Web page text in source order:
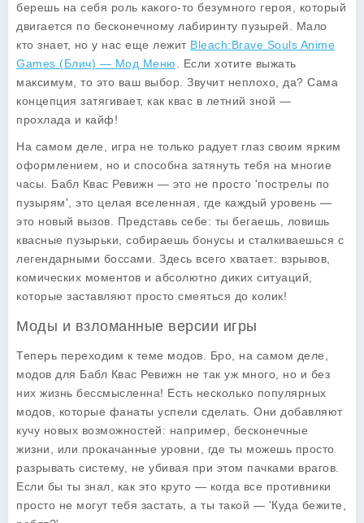
берешь на себя роль какого-то безумного героя, который
двигается по бесконечному лабиринту пузырей. Мало
кто знает, но у нас еще лежит Bleach:Brave Souls Anime
Games (Блич) — Мод Меню . Если хотите выжать
максимум, то это ваш выбор. Звучит неплохо, да? Сама
концепция затягивает, как квас в летний зной —
прохлада и кайф!
На самом деле, игра не только радует глаз своим ярким
оформлением, но и способна затянуть тебя на многие
часы. Бабл Квас Ревижн — это не просто 'пострелы по
пузырям', это целая вселенная, где каждый уровень —
это новый вызов. Представь себе: ты бегаешь, ловишь
квасные пузырьки, собираешь бонусы и сталкиваешься с
легендарными боссами. Здесь всего хватает: взрывов,
комических моментов и абсолютно диких ситуаций,
которые заставляют просто смеяться до колик!
Моды и взломанные версии игры
Теперь переходим к теме модов. Бро, на самом деле,
модов для Бабл Квас Ревижн не так уж много, но и без
них жизнь бессмысленна! Есть несколько популярных
модов, которые фанаты успели сделать. Они добавляют
кучу новых возможностей: например, бесконечные
жизни, или прокачанные уровни, где ты можешь просто
разрывать систему, не убивая при этом пачками врагов.
Если бы ты знал, как это круто — когда все противники
просто не могут тебя застать, а ты такой — 'Куда бежите,